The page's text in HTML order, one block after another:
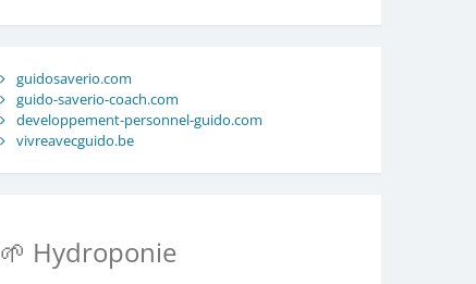
guidosaverio.com
guido-saverio-coach.com
developpement-personnel-guido.com
vivreavecguido.be
🌱 Hydroponie